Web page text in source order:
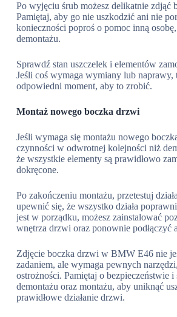
Po wyjęciu śrub możesz delikatnie zdjąć
Pamiętaj, aby go nie uszkodzić ani nie
konieczności poproś o pomoc inną
demontażu.
Sprawdź stan uszczelek i elementów
Jeśli coś wymaga wymiany lub naprawy,
odpowiedni moment, aby to zrobić.
Montaż nowego boczka drzwi
Jeśli wymaga się montażu nowego
czynności w odwrotnej kolejności niż
że wszystkie elementy są prawidłowo
dokręcone.
Po zakończeniu montażu, przetestuj
upewnić się, że wszystko działa
jest w porządku, możesz zainstalować
wnętrza drzwi oraz ponownie podłączyć
Zdjęcie boczka drzwi w BMW E46 nie
zadaniem, ale wymaga pewnych
ostrożności. Pamiętaj o bezpieczeństwie i
demontażu oraz montażu, aby uniknąć
prawidłowe działanie drzwi.